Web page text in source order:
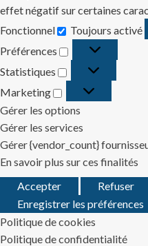
effet négatif sur certaines
Fonctionnel
Fonctionnel
Toujours activé
Préférences
Préférences
Statistiques
Statistiques
Marketing
Marketing
Gérer les options
Gérer les services
Gérer {vendor_count}
En savoir plus sur ces finalités
Accepter
Refuser
Enregistrer les préférences
Politique de cookies
Politique de confidentialité